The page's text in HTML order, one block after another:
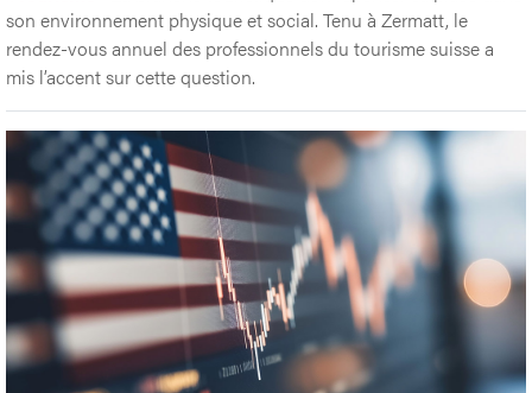
son environnement physique et social. Tenu à Zermatt, le
rendez-vous annuel des professionnels du tourisme suisse a
mis l’accent sur cette question.